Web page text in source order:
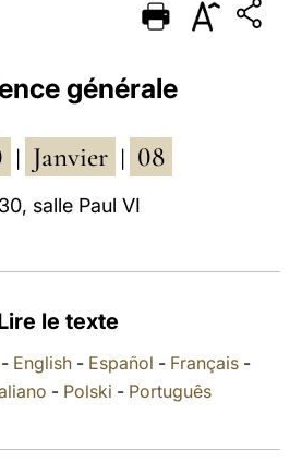
PORTUGUÊS
ESPAÑOL
POLSKI
générale
Janvier 08
salle Paul VI
le texte
English- Español - Français-
- Polski - Português